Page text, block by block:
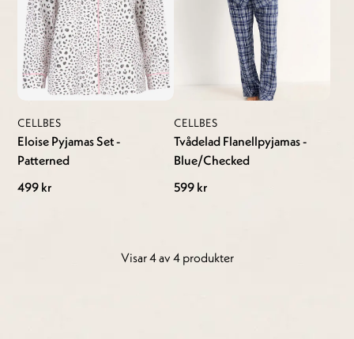
CELLBES
Eloise Pyjamas Set -
Patterned
499 kr
CELLBES
Tvådelad Flanellpyjamas -
Blue/Checked
599 kr
Visar 4 av 4 produkter